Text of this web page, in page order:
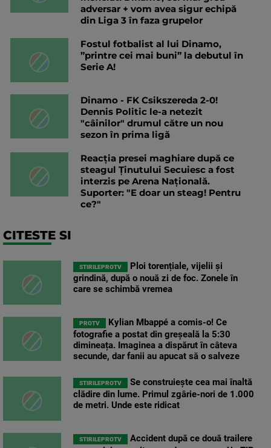
adversar + vom avea sigur echipă
din Liga 3 în faza grupelor
Fostul fotbalist al lui Dinamo,
”printre cei mai buni” la debutul în
Serie A!
Dinamo - FK Csikszereda 2-0!
Dennis Politic le-a netezit
"câinilor" drumul către un nou
sezon în prima ligă
Reacția presei maghiare după ce
steagul Ținutului Secuiesc a fost
interzis pe Arena Națională.
Suporter: "E doar un steag! Pentru
ce?"
CITESTE SI
STIRILEPROTV
Ploi torențiale, vijelii și
grindină, după o nouă zi de foc. Zonele în
care se schimbă vremea
PROTV
Kylian Mbappé a comis-o! Ce
fotografie a postat din greșeală la 5:30
dimineața. Imaginea a dispărut în câteva
secunde, dar fanii au apucat să o salveze
STIRILEPROTV
Se construiește cea mai înaltă
clădire din lume. Primul zgârie-nori de 1.000
de metri. Unde este ridicat
STIRILEPROTV
Accident după ce două trailere